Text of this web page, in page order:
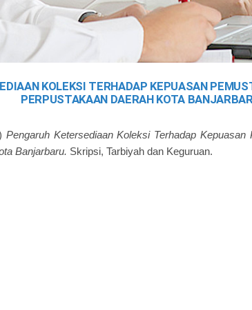
KOLEKSI TERHADAP KEPUASAN
PERPUSTAKAAN DAERAH KOTA
Pengaruh Ketersediaan Koleksi Terhadap
Banjarbaru. Skripsi, Tarbiyah dan Keguruan.